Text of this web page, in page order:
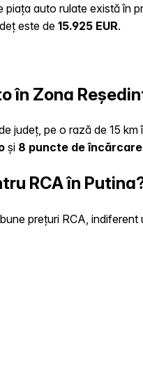
piața auto rulate există în
este de 15.925 EUR.
în Zona
județ, pe o rază de 15
și 8 puncte de
RCA în
prețuri RCA, indiferent